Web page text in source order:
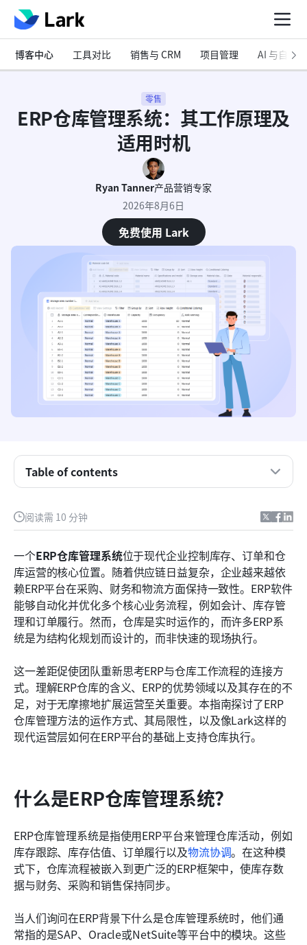
博客中心 工具对比 销售与 CRM 项目管理 AI 与自动化
零售
ERP仓库管理系统：其工作原理及
适用时机
Ryan Tanner产品营销专家
2026年8月6日
免费使用 Lark
阅读需 10 分钟
一个ERP仓库管理系统位于现代企业控制库存、订单和仓
库运营的核心位置。随着供应链日益复杂，企业越来越依
赖ERP平台在采购、财务和物流方面保持一致性。ERP软件
能够自动化并优化多个核心业务流程，例如会计、库存管
理和订单履行。然而，仓库是实时运作的，而许多ERP系
统是为结构化规划而设计的，而非快速的现场执行。
这一差距促使团队重新思考ERP与仓库工作流程的连接方
式。理解ERP仓库的含义、ERP的优势领域以及其存在的不
足，对于无摩擦地扩展运营至关重要。本指南探讨了ERP
仓库管理方法的运作方式、其局限性，以及像Lark这样的
现代运营层如何在ERP平台的基础上支持仓库执行。
什么是ERP仓库管理系统？
ERP仓库管理系统是指使用ERP平台来管理仓库活动，例如
库存跟踪、库存估值、订单履行以及物流协调。在这种模
式下，仓库流程被嵌入到更广泛的ERP框架中，使库存数
据与财务、采购和销售保持同步。
当人们询问在ERP背景下什么是仓库管理系统时，他们通
常指的是SAP、Oracle或NetSuite等平台中的模块。这些
Table of contents
ERP系统如何支持仓库管理
仓库管理中的ERP：其有效运作的领域
ERP仓库管理系统的局限性
ERP 和 WMS 系统在实际业务中的示例
ERP 系统难以解决的运营挑战
Lark 如何在 ERP 的配合下支持仓库运营
ERP主导的仓库环境最佳实践
结论
常见问题
相关阅读